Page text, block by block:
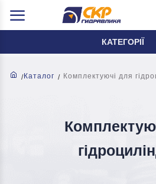
КАТЕГОРІЇ
Каталог Комплектуючі для